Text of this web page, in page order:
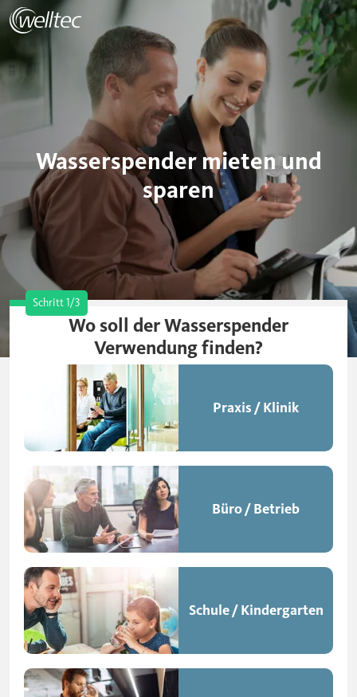
Wasserspender mieten und
sparen
Schritt 1/3
Wo soll der Wasserspender
Verwendung finden?
Praxis / Klinik
Praxis / Klinik
Büro / Betrieb
Büro / Betrieb
Schule / Kindergarten
Schule / Kindergarten
Andere Unternehmen